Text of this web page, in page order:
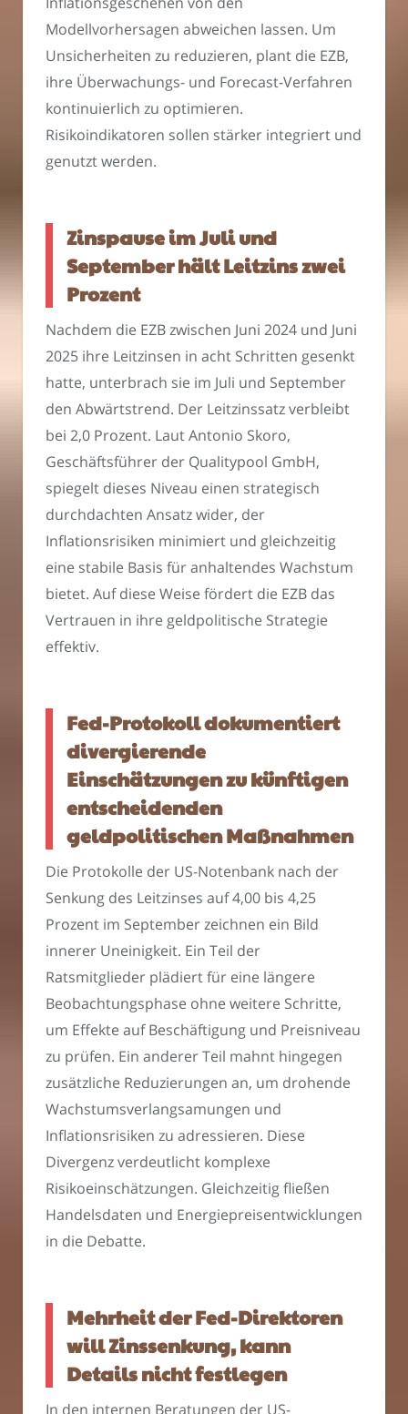
Modellvorhersagen abweichen lassen. Um
Unsicherheiten zu reduzieren, plant die EZB,
ihre Überwachungs- und Forecast-Verfahren
kontinuierlich zu optimieren.
Risikoindikatoren sollen stärker integriert und
genutzt werden.
Zinspause im Juli und
September hält Leitzins zwei
Prozent
Nachdem die EZB zwischen Juni 2024 und Juni
2025 ihre Leitzinsen in acht Schritten gesenkt
hatte, unterbrach sie im Juli und September
den Abwärtstrend. Der Leitzinssatz verbleibt
bei 2,0 Prozent. Laut Antonio Skoro,
Geschäftsführer der Qualitypool GmbH,
spiegelt dieses Niveau einen strategisch
durchdachten Ansatz wider, der
Inflationsrisiken minimiert und gleichzeitig
eine stabile Basis für anhaltendes Wachstum
bietet. Auf diese Weise fördert die EZB das
Vertrauen in ihre geldpolitische Strategie
effektiv.
Fed-Protokoll dokumentiert
divergierende
Einschätzungen zu künftigen
entscheidenden
geldpolitischen Maßnahmen
Die Protokolle der US-Notenbank nach der
Senkung des Leitzinses auf 4,00 bis 4,25
Prozent im September zeichnen ein Bild
innerer Uneinigkeit. Ein Teil der
Ratsmitglieder plädiert für eine längere
Beobachtungsphase ohne weitere Schritte,
um Effekte auf Beschäftigung und Preisniveau
zu prüfen. Ein anderer Teil mahnt hingegen
zusätzliche Reduzierungen an, um drohende
Wachstumsverlangsamungen und
Inflationsrisiken zu adressieren. Diese
Divergenz verdeutlicht komplexe
Risikoeinschätzungen. Gleichzeitig fließen
Handelsdaten und Energiepreisentwicklungen
in die Debatte.
Mehrheit der Fed-Direktoren
will Zinssenkung, kann
Details nicht festlegen
In den internen Beratungen der US-